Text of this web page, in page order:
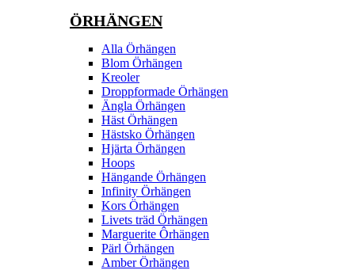
ÖRHÄNGEN
Alla Örhängen
Blom Örhängen
Kreoler
Droppformade Örhängen
Ängla Örhängen
Häst Örhängen
Hästsko Örhängen
Hjärta Örhängen
Hoops
Hängande Örhängen
Infinity Örhängen
Kors Örhängen
Livets träd Örhängen
Marguerite Ôrhängen
Pärl Örhängen
Amber Örhängen